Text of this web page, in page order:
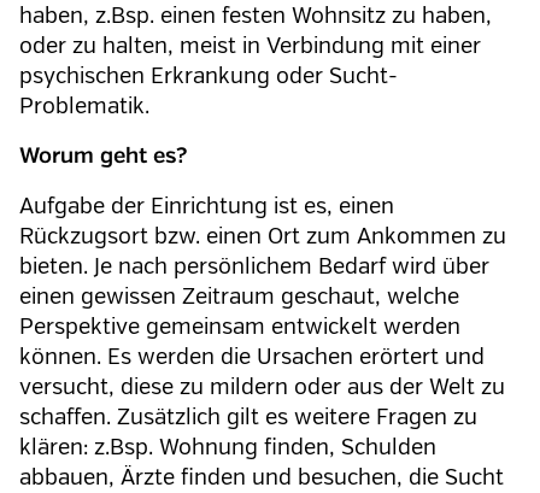
haben, z.Bsp. einen festen Wohnsitz zu haben,
oder zu halten, meist in Verbindung mit einer
psychischen Erkrankung oder Sucht-
Problematik.
Worum geht es?
Aufgabe der Einrichtung ist es, einen
Rückzugsort bzw. einen Ort zum Ankommen zu
bieten. Je nach persönlichem Bedarf wird über
einen gewissen Zeitraum geschaut, welche
Perspektive gemeinsam entwickelt werden
können. Es werden die Ursachen erörtert und
versucht, diese zu mildern oder aus der Welt zu
schaffen. Zusätzlich gilt es weitere Fragen zu
klären: z.Bsp. Wohnung finden, Schulden
abbauen, Ärzte finden und besuchen, die Sucht